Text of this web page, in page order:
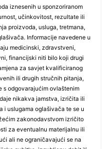
iznesenih u sponzoriranom
učinkovitost, rezultate ili
proizvoda, usluga, tretmana,
Informacije navedene u
medicinski, zdravstveni,
financijski niti bilo koji drugi
za savjet kvalificiranog
ili drugih stručnih pitanja,
s odgovarajućim ovlaštenim
nikakva jamstva, izričita ili
i uslugama oglašivača te se u
zakonodavstvom izričito
za eventualnu materijalnu ili
ali ne ograničavajući se na